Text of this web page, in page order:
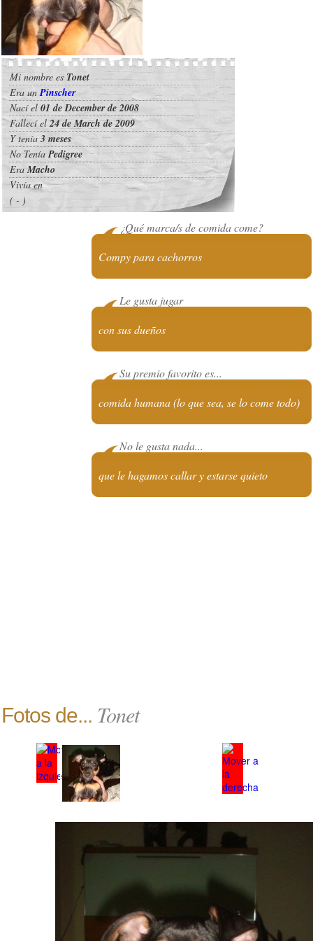
Mi nombre es Tonet
Era unPinscher
Nací el 01 de December de 2008
Fallecí el24 de March de 2009
Y tenía 3 meses
No Tenía Pedigree
EraMacho
Vivía en
( - )
¿Qué marca/s de comida come?
Compy para cachorros
Le gusta jugar
con sus dueños
Su premio favorito es...
comida humana (lo que sea, se lo come todo)
No le gusta nada...
que le hagamos callar y estarse quieto
Fotos de... Tonet